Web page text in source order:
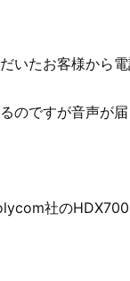
いたお客様から電
のですが音声が
社の